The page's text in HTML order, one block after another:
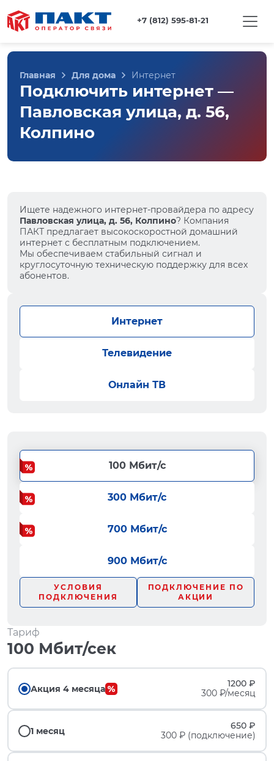
+7 (812) 595-81-21
Главная Для дома Интернет
Подключить интернет —
Павловская улица, д. 56,
Колпино
Ищете надежного интернет-провайдера по адресу
Павловская улица, д. 56, Колпино? Компания
ПАКТ предлагает высокоскоростной домашний
интернет с бесплатным подключением.
Мы обеспечиваем стабильный сигнал и
круглосуточную техническую поддержку для всех
абонентов.
Интернет
Телевидение
Онлайн ТВ
100 Мбит/с
300 Мбит/с
700 Мбит/с
900 Мбит/с
УСЛОВИЯ
ПОДКЛЮЧЕНИЯ
ПОДКЛЮЧЕНИЕ ПО
АКЦИИ
Тариф
100 Мбит/сек
Акция 4 месяца
1200 ₽
300 ₽/месяц
1 месяц
650 ₽
300 ₽ (подключение)